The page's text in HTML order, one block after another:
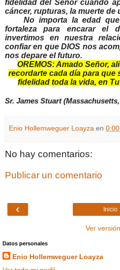
fidelidad del Señor cuando
cáncer, rupturas, la muerte de
No importa la edad
fortaleza para encarar el
invertimos en nuestra
confiar en que DIOS nos
nos depare el futuro.
OREMOS: Amado Señor,
recordarte cada día para que
fidelidad toda la vida, en
Sr. James Stuart
Enio Hollemweguer Loayza en 0:00
No hay comentarios:
Publicar un comentario
‹ Inicio
Ver
Datos personales
Enio Hollemweguer Loayza